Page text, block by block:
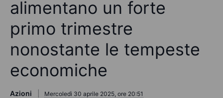
alimentano un forte
primo trimestre
nonostante le tempeste
economiche
Azioni Mercoledì 30 aprile 2025, ore 20:51